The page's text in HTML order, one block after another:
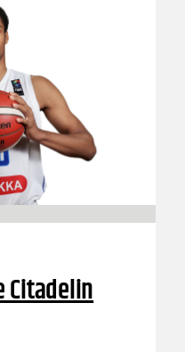
Citadelin